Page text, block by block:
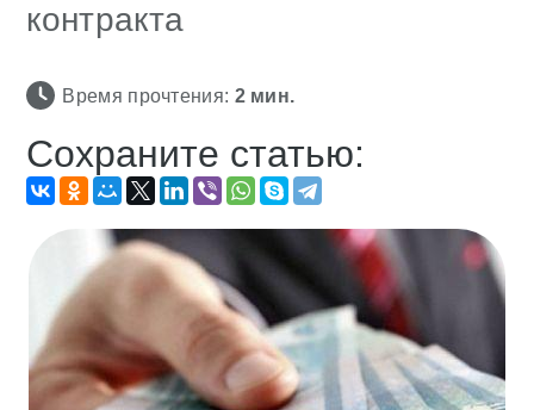
контракта
Время прочтения: 2мин.
Сохраните статью: